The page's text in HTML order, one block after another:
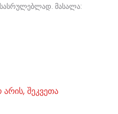
მასალა:
შეკვეთა